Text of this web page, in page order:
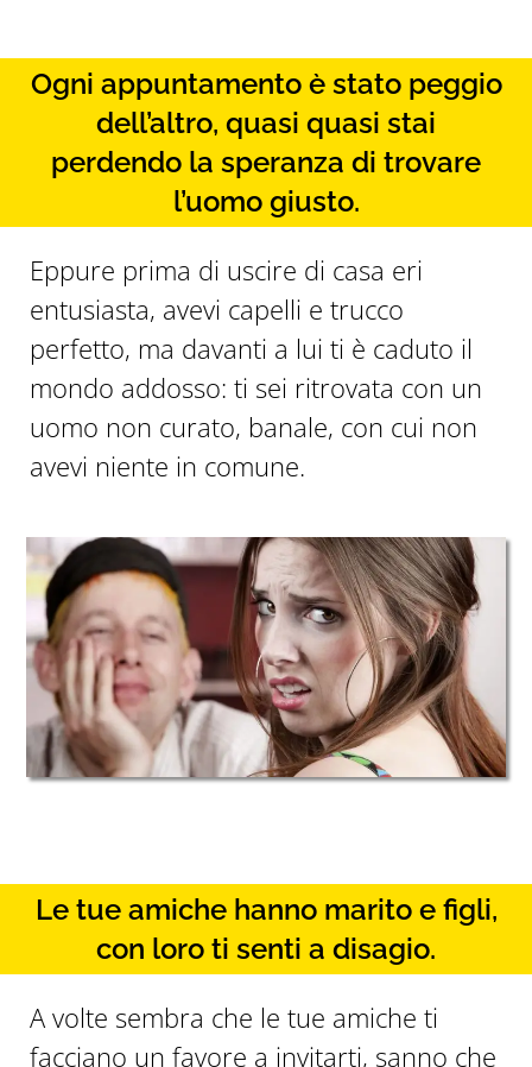
Ogni appuntamento è stato peggio
dell’altro, quasi quasi stai
perdendo la speranza di trovare
l’uomo giusto.
Eppure prima di uscire di casa eri
entusiasta, avevi capelli e trucco
perfetto, ma davanti a lui ti è caduto il
mondo addosso: ti sei ritrovata con un
uomo non curato, banale, con cui non
avevi niente in comune.
Le tue amiche hanno marito e figli,
con loro ti senti a disagio.
A volte sembra che le tue amiche ti
facciano un favore a invitarti, sanno che